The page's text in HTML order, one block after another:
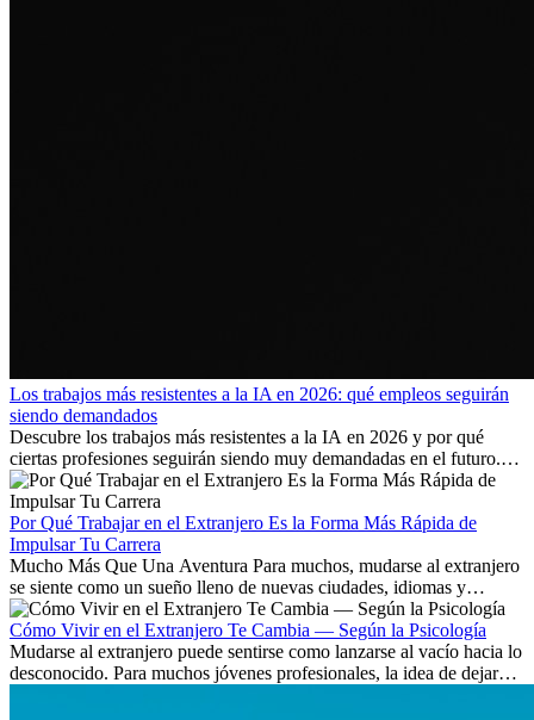
Los trabajos más resistentes a la IA en 2026: qué empleos seguirán
siendo demandados
Descubre los trabajos más resistentes a la IA en 2026 y por qué
ciertas profesiones seguirán siendo muy demandadas en el futuro.
Aprende qué habilidades serán clave y qué oportunidades laborales
existen a nivel internacional.
Por Qué Trabajar en el Extranjero Es la Forma Más Rápida de
Impulsar Tu Carrera
Mucho Más Que Una Aventura Para muchos, mudarse al extranjero
se siente como un sueño lleno de nuevas ciudades, idiomas y
culturas. Pero más allá de la...
Cómo Vivir en el Extranjero Te Cambia — Según la Psicología
Mudarse al extranjero puede sentirse como lanzarse al vacío hacia lo
desconocido. Para muchos jóvenes profesionales, la idea de dejar